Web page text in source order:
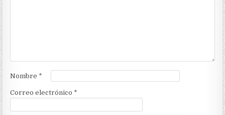
Nombre *
Correo electrónico *